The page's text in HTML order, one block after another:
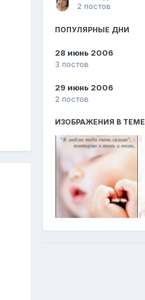
2 постов
ПОПУЛЯРНЫЕ ДНИ
28 июнь 2006
3 постов
29 июнь 2006
2 постов
ИЗОБРАЖЕНИЯ В ТЕМЕ